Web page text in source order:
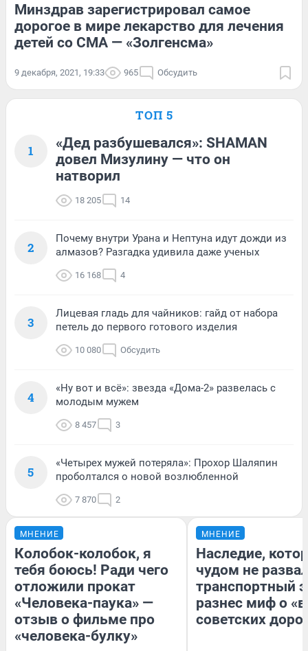
Минздрав зарегистрировал самое
дорогое в мире лекарство для лечения
детей со СМА — «Золгенсма»
9 декабря, 2021, 19:33 965 Обсудить
ТОП 5
1
«Дед разбушевался»: SHAMAN
довел Мизулину — что он
натворил
18 205 14
2
Почему внутри Урана и Нептуна идут дожди из
алмазов? Разгадка удивила даже ученых
16 168 4
3
Лицевая гладь для чайников: гайд от набора
петель до первого готового изделия
10 080 Обсудить
4
«Ну вот и всё»: звезда «Дома-2» развелась с
молодым мужем
8 457 3
5
«Четырех мужей потеряла»: Прохор Шаляпин
проболтался о новой возлюбленной
7 870 2
МНЕНИЕ
Колобок-колобок, я
тебя боюсь! Ради чего
отложили прокат
«Человека-паука» —
отзыв о фильме про
«человека-булку»
МНЕНИЕ
Наследие,
чудом не
транспортный
разнес миф о
советских